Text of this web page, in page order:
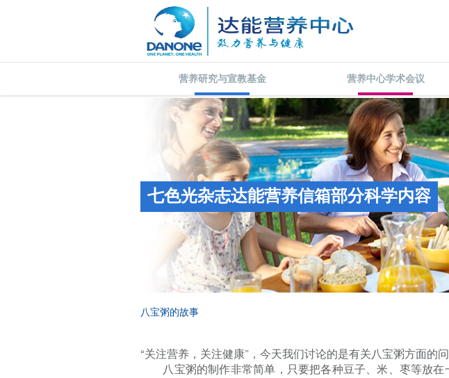
营养研究与宣教基金 营养中心学术会议
七色光杂志达能营养信箱部分科学内容
八宝粥的故事
“关注营养，关注健康”，今天我们讨论的是有关八宝粥方面的问
八宝粥的制作非常简单，只要把各种豆子、米、枣等放在